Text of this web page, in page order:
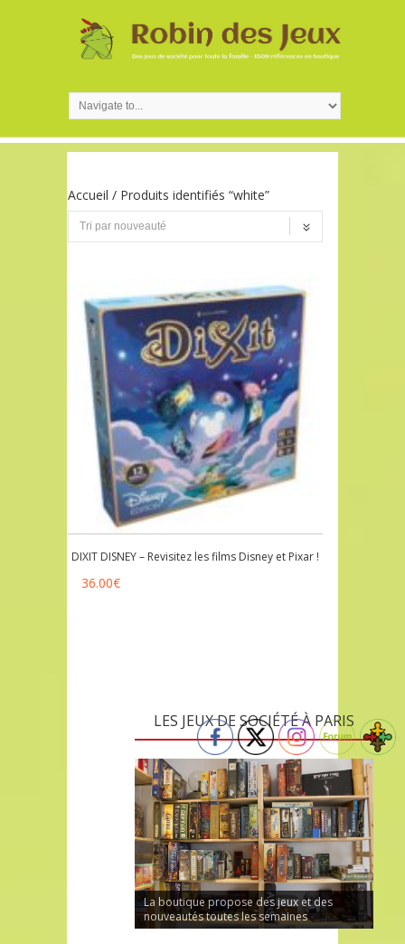
Accueil / Produits identifiés “white”
DIXIT DISNEY – Revisitez les films Disney et Pixar !
36.00€
LES JEUX DE SOCIÉTÉ À PARIS
La boutique propose des jeux et des
nouveautés toutes les semaines